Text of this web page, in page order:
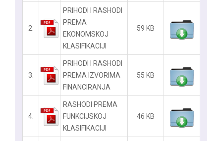
2.
PRIHODI I RASHODI
PREMA
EKONOMSKOJ
KLASIFIKACIJI
59 KB
3.
PRIHODI I RASHODI
PREMA IZVORIMA
FINANCIRANJA
55 KB
4.
RASHODI PREMA
FUNKCIJSKOJ
KLASIFIKACIJI
46 KB